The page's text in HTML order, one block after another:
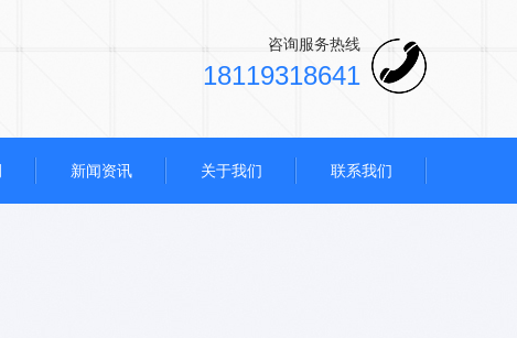
咨询服务热线
18119318641
新闻资讯 关于我们 联系我们